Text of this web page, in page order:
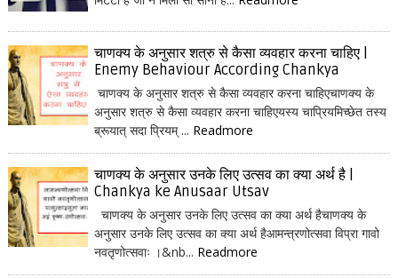
चाणक्य के अनुसार शत्रु से कैसा व्यवहार करना चाहिए |
Enemy Behaviour According Chankya
चाणक्य के अनुसार शत्रु से कैसा व्यवहार करना चाहिएचाणक्य के
अनुसार शत्रु से कैसा व्यवहार करना चाहिएयस्य चाप्रियमिच्छेत तस्य
ब्रूयात् सदा प्रियम् ... Readmore
चाणक्य के अनुसार उनके लिए उत्सव का क्या अर्थ है |
Chankya ke Anusaar Utsav
चाणक्य के अनुसार उनके लिए उत्सव का क्या अर्थ हैचाणक्य के
अनुसार उनके लिए उत्सव का क्या अर्थ हैआमन्त्रणोत्सवा विप्रा गावो
नवतृणोत्सवाः ।&nb... Readmore